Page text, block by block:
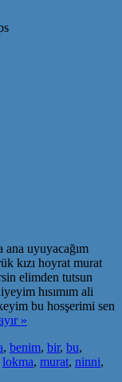
ana uyuyacağım
kızı hoyrat murat
elimden tutsun
hısımım ali
bu hosşerimi sen
»
, benim, bir, bu,
lokma, murat, ninni,